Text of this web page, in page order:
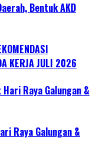
Bentuk AKD
KERJA JULI 2026
Raya Galungan &
Raya Galungan &